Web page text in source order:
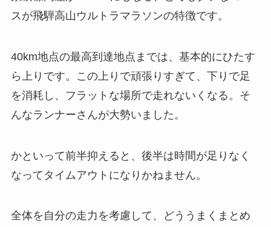
スが飛騨高山ウルトラマラソンの特徴です。
40km地点の最高到達地点までは、基本的にひたす
ら上りです。この上りで頑張りすぎて、下りで足
を消耗し、フラットな場所で走れないくなる。そ
んなランナーさんが大勢いました。
かといって前半抑えると、後半は時間が足りなく
なってタイムアウトになりかねません。
全体を自分の走力を考慮して、どううまくまとめ